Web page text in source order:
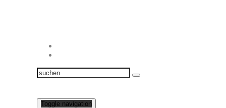
Toggle navigation